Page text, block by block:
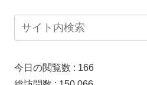
今日の閲覧数 : 166